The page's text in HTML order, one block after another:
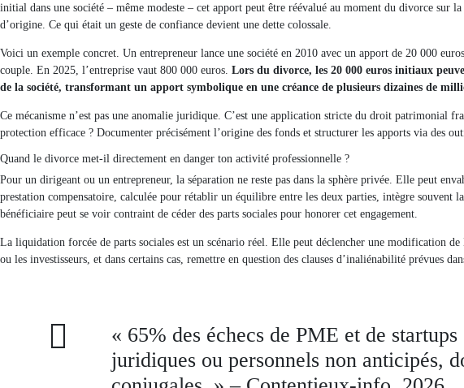
initial dans une société – même modeste – cet apport peut être réévalué au moment du divorce sur
d’origine. Ce qui était un geste de confiance devient une dette colossale.
Voici un exemple concret. Un entrepreneur lance une société en 2010 avec un apport de 20 000
couple. En 2025, l’entreprise vaut 800 000 euros. Lors du divorce, les 20 000 euros initiaux
de la société, transformant un apport symbolique en une créance de plusieurs dizaines de
Ce mécanisme n’est pas une anomalie juridique. C’est une application stricte du droit patrimonial
protection efficace ? Documenter précisément l’origine des fonds et structurer les apports via des
Quand le divorce met-il directement en danger ton activité professionnelle ?
Pour un dirigeant ou un entrepreneur, la séparation ne reste pas dans la sphère privée. Elle peut
prestation compensatoire, calculée pour rétablir un équilibre entre les deux parties, intègre souvent
bénéficiaire peut se voir contraint de céder des parts sociales pour honorer cet engagement.
La liquidation forcée de parts sociales est un scénario réel. Elle peut déclencher une modification
ou les investisseurs, et dans certains cas, remettre en question des clauses d’inaliénabilité prévues
« 65% des échecs de PME et de
juridiques ou personnels non anticipés,